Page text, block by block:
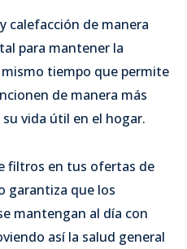
calefacción de manera
para mantener la
tiempo que permite
de manera más
vida útil en el hogar.
filtros en tus ofertas de
garantiza que los
mantengan al día con
así la salud general